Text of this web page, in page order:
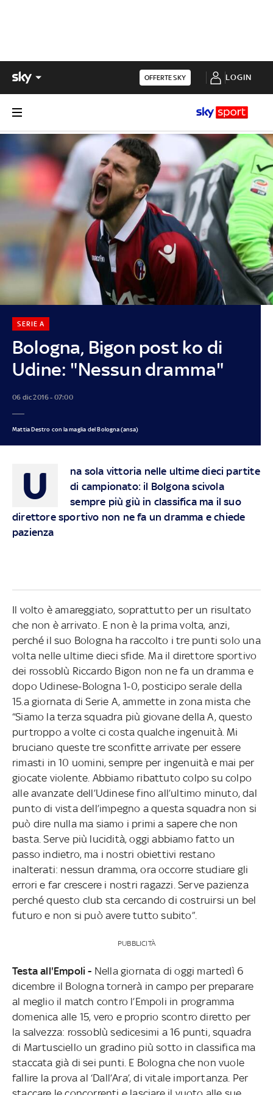
OFFERTE SKY LOGIN
Bologna, Bigon post ko di
Udine: "Nessun dramma"
SERIE A
06 dic 2016 - 07:00
Mattia Destro con la maglia del Bologna (ansa)
U
na sola vittoria nelle ultime dieci partite
di campionato: il Bolgona scivola
sempre più giù in classifica ma il suo
direttore sportivo non ne fa un dramma e chiede
pazienza
Il volto è amareggiato, soprattutto per un risultato
che non è arrivato. E non è la prima volta, anzi,
perché il suo Bologna ha raccolto i tre punti solo una
volta nelle ultime dieci sfide. Ma il direttore sportivo
dei rossoblù Riccardo Bigon non ne fa un dramma e
dopo Udinese-Bologna 1-0, posticipo serale della
15.a giornata di Serie A, ammette in zona mista che
“Siamo la terza squadra più giovane della A, questo
purtroppo a volte ci costa qualche ingenuità. Mi
bruciano queste tre sconfitte arrivate per essere
rimasti in 10 uomini, sempre per ingenuità e mai per
giocate violente. Abbiamo ribattuto colpo su colpo
alle avanzate dell’Udinese fino all’ultimo minuto, dal
punto di vista dell’impegno a questa squadra non si
può dire nulla ma siamo i primi a sapere che non
basta. Serve più lucidità, oggi abbiamo fatto un
passo indietro, ma i nostri obiettivi restano
inalterati: nessun dramma, ora occorre studiare gli
errori e far crescere i nostri ragazzi. Serve pazienza
perché questo club sta cercando di costruirsi un bel
futuro e non si può avere tutto subito”.
PUBBLICITÀ
Testa all'Empoli - Nella giornata di oggi martedì 6
dicembre il Bologna tornerà in campo per preparare
al meglio il match contro l’Empoli in programma
domenica alle 15, vero e proprio scontro diretto per
la salvezza: rossoblù sedicesimi a 16 punti, squadra
di Martusciello un gradino più sotto in classifica ma
staccata già di sei punti. E Bologna che non vuole
fallire la prova al ‘Dall’Ara’, di vitale importanza. Per